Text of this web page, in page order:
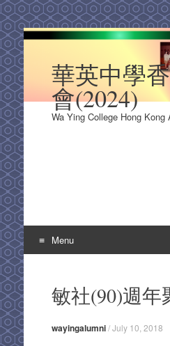
華英中學
會(2024)
Wa Ying College Hong
Menu
content敏社(90)週年
wayingalumni/July 10, 2018